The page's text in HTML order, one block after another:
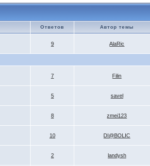
Ответов Автор темы
9 AlaRic
7 Filin
5 savel
8 zmei123
10 DI@BOLIC
2 landysh